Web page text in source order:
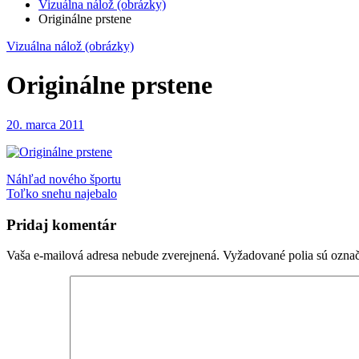
Vizuálna nálož (obrázky)
Originálne prstene
Vizuálna nálož (obrázky)
Originálne prstene
20. marca 2011
Navigácia
v
článku
Náhľad nového športu
Toľko snehu najebalo
Pridaj komentár
Vaša e-mailová adresa nebude zverejnená. Vyžadované polia sú